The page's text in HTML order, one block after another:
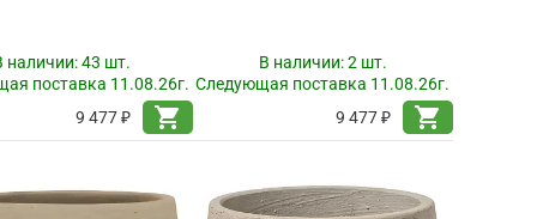
наличии:43 шт.
поставка 11.08.26г.
9 477 ₽
shopping_cart
В наличии:2 шт.
Следующая поставка 11.08.26г.
9 477 ₽
shopping_cart